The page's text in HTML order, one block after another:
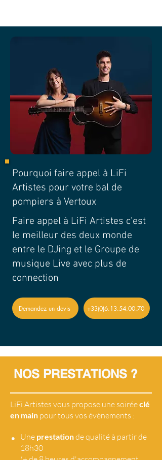
Pourquoi faire appel à LiFi
Artistes pour votre bal de
pompiers à Vertoux
Faire appel à LiFi Artistes c'est
le meilleur des deux monde
entre le DJing et le Groupe de
musique Live avec plus de
connection
Demandez un devis +33(0)6.13.54.00.70
NOS PRESTATIONS ?
LiFi Artistes vous propose une soiréeclé
en main pour tous vos évènements :
• Une prestationde qualité à partir de
18h30